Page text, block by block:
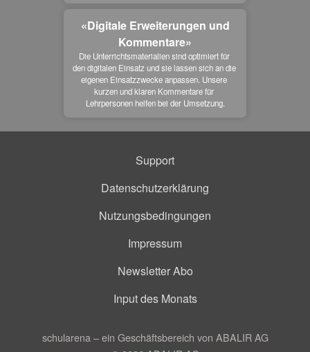
«Digitale Erweiterungen und
Kommentare»
Die Unterrichtsmaterialien sind optimiert für
den digitalen Einsatz und sie lassen sich an die
eigenen Einsatzzwecke anpassen. Unsere
kurzen und klaren Kommentare für
Lehrpersonen helfen bei der Umsetzung.
Support
Datenschutzerklärung
Nutzungsbedingungen
Impressum
Newsletter Abo
Input des Monats
schularena – ein Geschäftsbereich von ABALIR AG